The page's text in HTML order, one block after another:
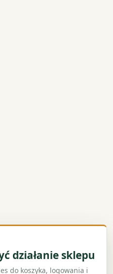
działanie sklepu
do koszyka, logowania i